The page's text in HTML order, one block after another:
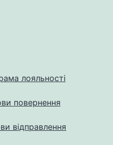
лояльності
повернення
відправлення